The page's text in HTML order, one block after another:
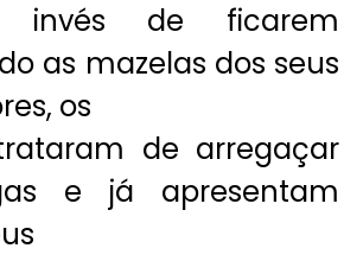
de ficarem
as mazelas dos seus
os
de arregaçar
e já apresentam